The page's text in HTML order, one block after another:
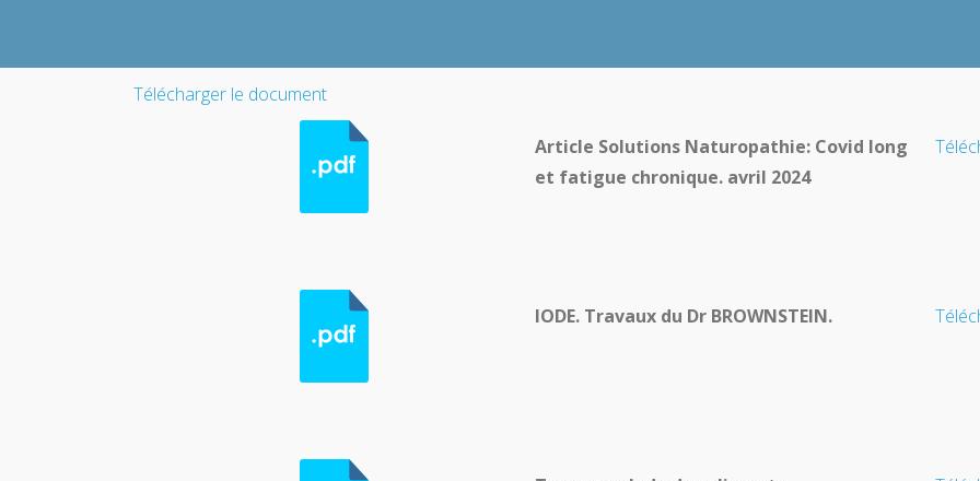
Télécharger le document
Article Solutions Naturopathie: Covid long
et fatigue chronique. avril 2024
IODE. Travaux du Dr BROWNSTEIN.